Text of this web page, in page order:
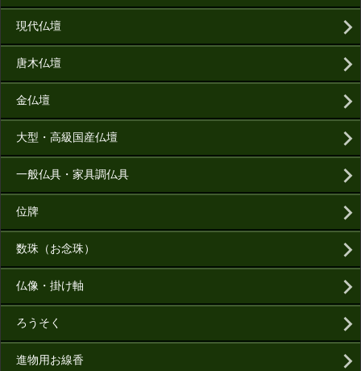
現代仏壇
唐木仏壇
金仏壇
大型・高級国産仏壇
一般仏具・家具調仏具
位牌
数珠（お念珠）
仏像・掛け軸
ろうそく
進物用お線香